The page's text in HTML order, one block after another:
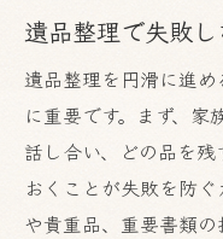
遺品整理で失敗
遺品整理を円滑に進
に重要です。まず、
話し合い、どの品を
おくことが失敗を防
や貴重品、重要書類の